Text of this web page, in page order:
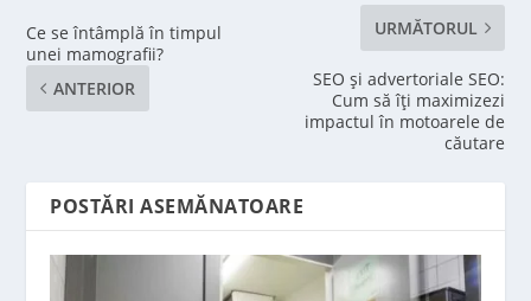
Ce se întâmplă în timpul
unei mamografii?
ANTERIOR
URMĂTORUL
SEO și advertoriale SEO:
Cum să îți maximizezi
impactul în motoarele de
căutare
POSTĂRI ASEMĂNATOARE